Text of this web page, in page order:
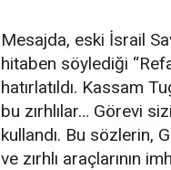
Mesajda, eski İsrail
hitaben söylediği
hatırlatıldı. Kassam
bu zırhlılar… Görevi
kullandı. Bu sözlerin,
ve zırhlı araçlarının